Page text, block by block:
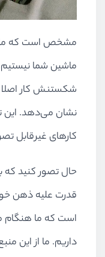
مشخص است که ما
ماشین شما
شکستنش کار اصلا
نشان می‌دهد. این
کارهای غیرقابل
حال تصور کنید
قدرت علیه ذهن
است که ما هنگام
داریم. ما از این